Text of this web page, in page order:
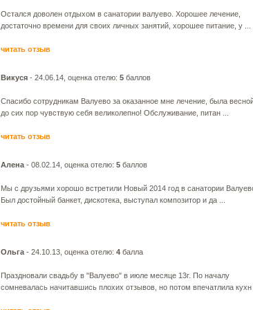
Остался доволен отдыхом в санатории валуево. Хорошее лечение,
достаточно времени для своих личных занятий, хорошее питание, у ...
читать отзыв
Викуся - 24.06.14, оценка отелю: 5 баллов
Спасибо сотрудникам Валуево за оказанное мне лечение, была
до сих пор чувствую себя великолепно! Обслуживание, питан ...
читать отзыв
Алена - 08.02.14, оценка отелю: 5 баллов
Мы с друзьями хорошо встретили Новый 2014 год в санатории
Был достойный банкет, дискотека, выступал композитор и да ...
читать отзыв
Ольга - 24.10.13, оценка отелю: 4 балла
Праздновали свадьбу в "Валуево" в июле месяце 13г. По началу
сомневалась начитавшись плохих отзывов, но потом впечатлила кухн